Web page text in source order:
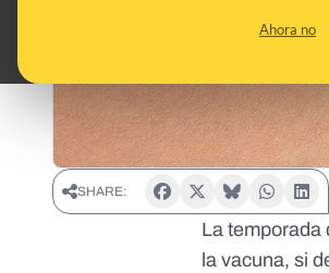
Ahora no
SHARE:
La temporada
la vacuna, si